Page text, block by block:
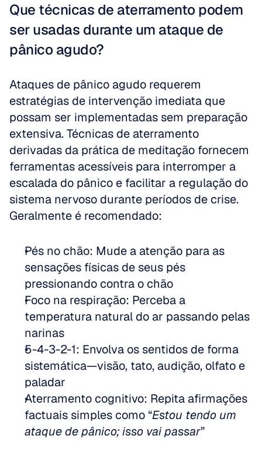
Que técnicas de aterramento podem
ser usadas durante um ataque de
pânico agudo?
Ataques de pânico agudo requerem
estratégias de intervenção imediata que
possam ser implementadas sem preparação
extensiva. Técnicas de aterramento
derivadas da prática de meditação fornecem
ferramentas acessíveis para interromper a
escalada do pânico e facilitar a regulação do
sistema nervoso durante períodos de crise.
Geralmente é recomendado:
Pés no chão: Mude a atenção para as
sensações físicas de seus pés
pressionando contra o chão
Foco na respiração: Perceba a
temperatura natural do ar passando pelas
narinas
5-4-3-2-1: Envolva os sentidos de forma
sistemática—visão, tato, audição, olfato e
paladar
Aterramento cognitivo: Repita afirmações
factuais simples como “Estou tendo um
ataque de pânico; isso vai passar”